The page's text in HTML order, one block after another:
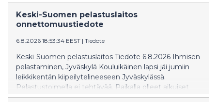
Keski-Suomen pelastuslaitos
onnettomuustiedote
6.8.2026 18:53:34 EEST | Tiedote
Keski-Suomen pelastuslaitos Tiedote 6.8.2026 Ihmisen
pelastaminen, Jyväskylä Kouluikäinen lapsi jäi jumiin
leikkikentän kiipeilytelineeseen Jyväskylässä.
Pelastustoimella ei tehtävää. Paikalla olleet aikuiset
olivat auttaneet lapsen alas telineestä. Pelastustoimi ei